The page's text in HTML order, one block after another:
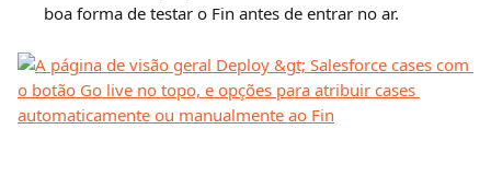
boa forma de testar o Fin antes de entrar no ar.